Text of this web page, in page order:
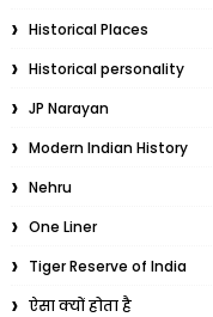
Historical Places
Historical personality
JP Narayan
Modern Indian History
Nehru
One Liner
Tiger Reserve of India
ऐसा क्यों होता है